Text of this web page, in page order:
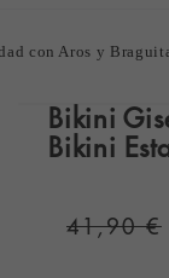
con Aros y
Bikini
Bikini
41,90 €